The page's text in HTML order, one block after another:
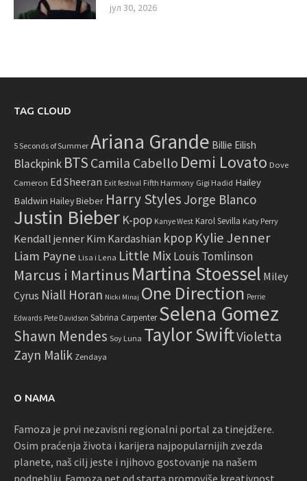
јул 30, 2026
TAG CLOUD
5 Seconds of Summer Ariana Grande Billie Eilish
Blackpink BTS Camila Cabello Demi Lovato Dove
Cameron Ed Sheeran Exit festival Fifth Harmony Gigi Hadid Hailey
Baldwin Hailey Bieber Harry Styles Jorge Blanco
Justin Bieber K-pop Kanye West Karol Sevilla Katy Perry
Kendall jenner Kim Kardashian kpop Kylie Jenner
Liam Payne Lisa i Lena Little Mix Louis Tomlinson
Marcus i Martinus Martina Stoessel Miley
Cyrus Niall Horan Nicki Minaj One Direction Perrie
Edwards Pete Davidson Sabrina Carpenter Selena Gomez
Shawn Mendes Soy Luna Taylor SwiftVioletta
Zayn Malik Zendaya
O NAMA
Famoza je prvi nezavisni regionalni portal za tinejdžere.
Osim praćenja života i karijera najpopularnijih zvezda
planete, naš cilj jeste i njihovo gostovanje na našem
podneblju. Famoza.net od starta promoviše kreativnost